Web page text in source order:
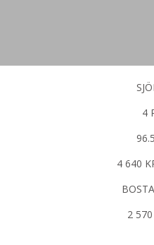
4
4 640
2